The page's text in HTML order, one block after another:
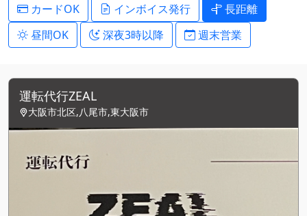
カードOK インボイス発行
長距離
昼間OK
深夜3時以降 週末営業
運転代行ZEAL
大阪市北区,八尾市,東大阪市